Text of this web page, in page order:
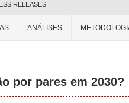
RELEASES
ANÁLISES
por pares em 2030?